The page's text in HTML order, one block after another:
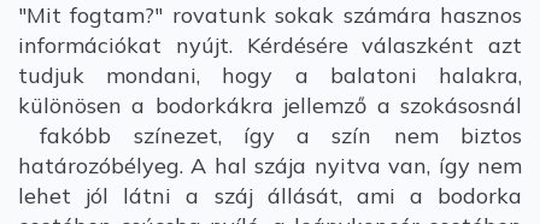
"Mit fogtam?" rovatunk sokak számára hasznos
információkat nyújt. Kérdésére válaszként azt
tudjuk mondani, hogy a balatoni halakra,
különösen a bodorkákra jellemző a szokásosnál
fakóbb színezet, így a szín nem biztos
határozóbélyeg. A hal szája nyitva van, így nem
lehet jól látni a száj állását, ami a bodorka